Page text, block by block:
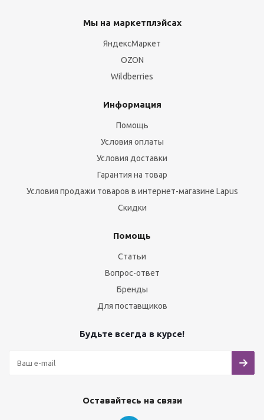
Мы на маркетплэйсах
ЯндексМаркет
OZON
Wildberries
Информация
Помощь
Условия оплаты
Условия доставки
Гарантия на товар
Условия продажи товаров в интернет-магазине Lapus
Скидки
Помощь
Статьи
Вопрос-ответ
Бренды
Для поставщиков
Будьте всегда в курсе!
Оставайтесь на связи